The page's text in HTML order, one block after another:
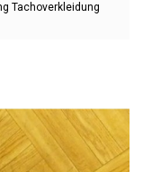
Tachoverkleidung